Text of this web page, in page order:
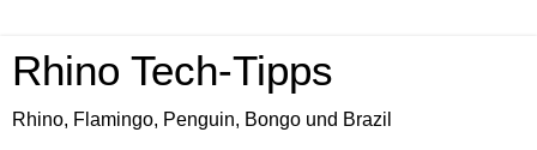
Rhino Tech-Tipps
Rhino, Flamingo, Penguin, Bongo und Brazil